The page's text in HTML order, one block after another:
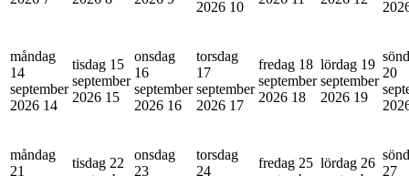
2026 10
måndag
14
september
2026 14
tisdag 15
september
2026 15
onsdag
16
september
2026 16
torsdag
17
september
2026 17
fredag 18
september
2026 18
lördag 19
september
2026 19
20
måndag
21
tisdag 22
onsdag
23
torsdag
24
fredag 25 lördag 26
27